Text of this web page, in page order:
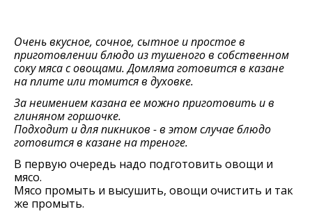
Очень вкусное, сочное, сытное и простое в
приготовлении блюдо из тушеного в собственном
соку мяса с овощами. Домляма готовится в казане
на плите или томится в духовке.
За неимением казана ее можно приготовить и в
глиняном горшочке.
Подходит и для пикников - в этом случае блюдо
готовится в казане на треноге.
В первую очередь надо подготовить овощи и
мясо.
Мясо промыть и высушить, овощи очистить и так
же промыть.